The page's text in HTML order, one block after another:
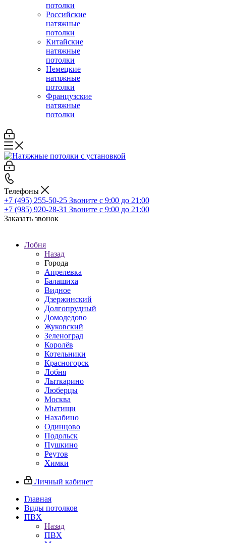
потолки
Российские
натяжные
потолки
Китайские
натяжные
потолки
Немецкие
натяжные
потолки
Французские
натяжные
потолки
Телефоны
+7 (495) 255-50-25 Звоните с 9:00 до 21:00
+7 (985) 920-28-31 Звоните с 9:00 до 21:00
Заказать звонок
Лобня
Назад
Города
Апрелевка
Балашиха
Видное
Дзержинский
Долгопрудный
Домодедово
Жуковский
Зеленоград
Королёв
Котельники
Красногорск
Лобня
Лыткарино
Люберцы
Москва
Мытищи
Нахабино
Одинцово
Подольск
Пушкино
Реутов
Химки
Личный кабинет
Главная
Виды потолков
ПВХ
Назад
ПВХ